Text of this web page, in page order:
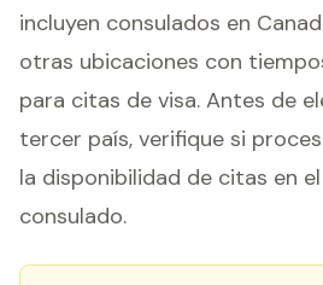
incluyen consulados en
otras ubicaciones con
para citas de visa. Antes de
tercer país, verifique si
la disponibilidad de citas en
consulado.